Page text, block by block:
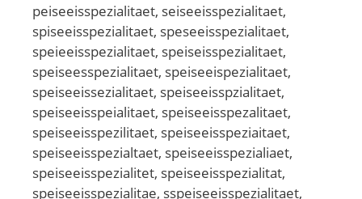
peiseeisspezialitaet, seiseeisspezialitaet,
spiseeisspezialitaet, speseeisspezialitaet,
speieeisspezialitaet, speiseisspezialitaet,
speiseesspezialitaet, speiseeispezialitaet,
speiseeissezialitaet, speiseeisspzialitaet,
speiseeisspeialitaet, speiseeisspezalitaet,
speiseeisspezilitaet, speiseeisspeziaitaet,
speiseeisspezialtaet, speiseeisspezialiaet,
speiseeisspezialitet, speiseeisspezialitat,
speiseeisspezialitae, sspeiseeisspezialitaet,